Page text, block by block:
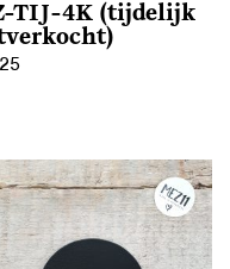
TIJ-4K (tijdelijk